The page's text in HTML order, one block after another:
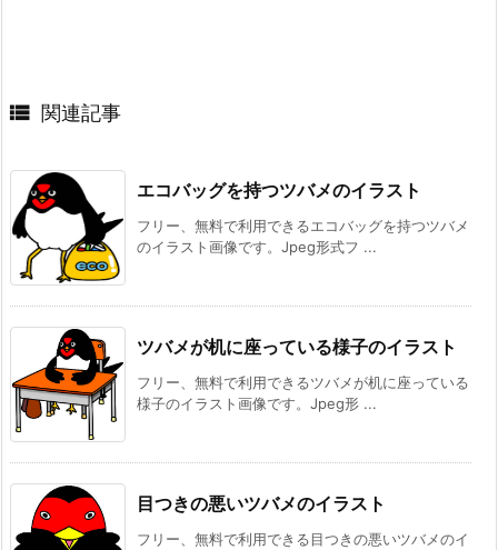
 関連記事
エコバッグを持つツバメのイラスト
フリー、無料で利用できるエコバッグを持つツバメ
のイラスト画像です。Jpeg形式フ ...
ツバメが机に座っている様子のイラスト
フリー、無料で利用できるツバメが机に座っている
様子のイラスト画像です。Jpeg形 ...
目つきの悪いツバメのイラスト
フリー、無料で利用できる目つきの悪いツバメのイ